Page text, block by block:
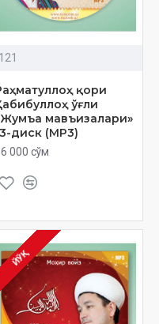
қори
ўғли
мавъизалари»
диск (МР3)
000 сўм
ЙЎҚ